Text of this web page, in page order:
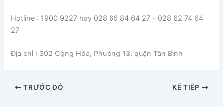
Hotline : 1900 9227 hay 028 66 84 64 27 – 028 62 74 64
27
Địa chỉ : 302 Cộng Hòa, Phường 13, quận Tân Bình
TRƯỚC ĐÓ KẾ TIẾP